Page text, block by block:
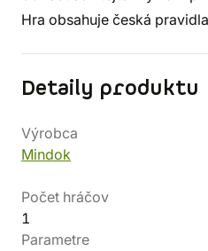
Hra obsahuje česká
Detaily produktu
Výrobca
Mindok
Počet hráčov
1
Parametre